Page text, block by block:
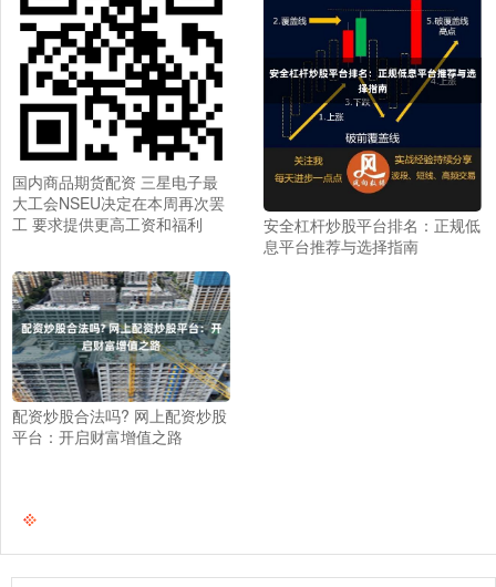
国内商品期货配资 三星电子最
大工会NSEU决定在本周再次罢
工 要求提供更高工资和福利
安全杠杆炒股平台排名：正规低
息平台推荐与选择指南
配资炒股合法吗? 网上配资炒股
平台：开启财富增值之路